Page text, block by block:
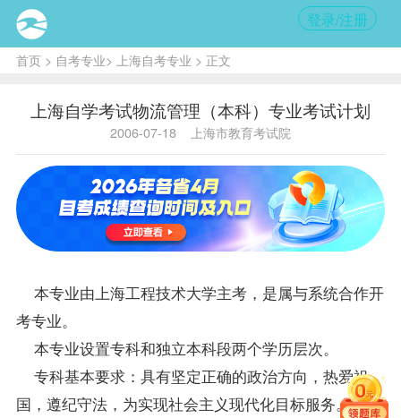
登录/注册
首页> 自考专业> 上海自考专业 > 正文
上海自学考试物流管理（本科）专业考试计划
2006-07-18 上海市教育考试院
本专业由上海工程技术大学主考，是属与系统合作开
考专业。
本专业设置专科和独立本科段两个学历层次。
专科基本要求：具有坚定正确的政治方向，热爱祖
国，遵纪守法，为实现社会主义现代化目标服务。在业